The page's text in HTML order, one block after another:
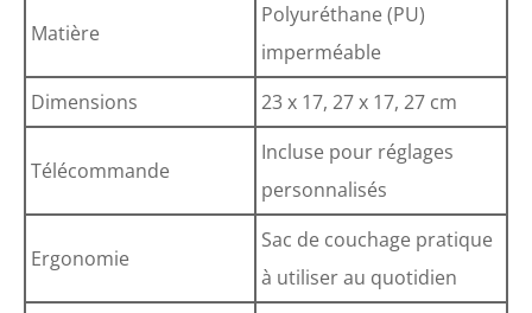
Matière
Polyuréthane (PU)
imperméable
Dimensions
23 x 17, 27 x 17, 27 cm
Télécommande
Incluse pour réglages
personnalisés
Ergonomie
Sac de couchage pratique
à utiliser au quotidien